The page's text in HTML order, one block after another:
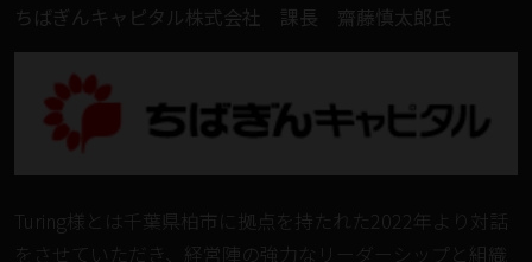
ちばぎんキャピタル株式会社 課長 齋藤慎太郎氏
Turing様とは千葉県柏市に拠点を持たれた2022年より対話
をさせていただき、経営陣の強力なリーダーシップと組織